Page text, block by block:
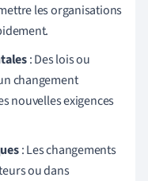
les organisations
: Des lois ou
changement
nouvelles exigences
: Les changements
ou dans